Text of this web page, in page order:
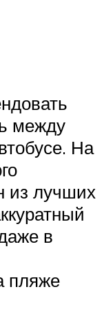
между
На
из лучших
в
пляже